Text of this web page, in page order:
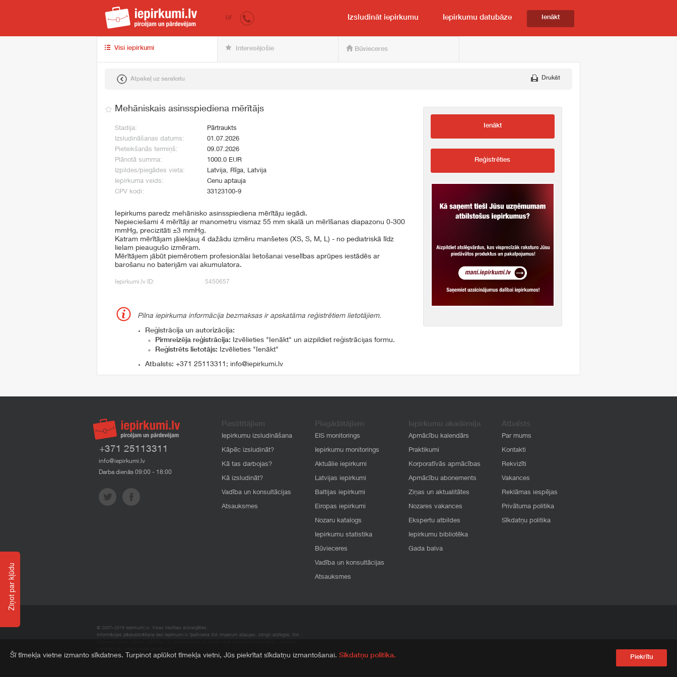
iepirkumi.lv pircējam un pārdevējam
LV Izsludināt iepirkumu Iepirkumu datubāze Ienākt
Visi iepirkumi Interesējošie Būvieceres
Atpakaļ uz sarakstu Drukāt
Mehāniskais asinsspiediena mērītājs
Stadija:
Pārtraukts
Izsludināšanas datums:
01.07.2026
Pieteikšanās termiņš:
09.07.2026
Plānotā summa:
1000.0 EUR
Izpildes/piegādes vieta:
Latvija, Rīga, Latvija
Iepirkuma veids:
Cenu aptauja
CPV kodi:
33123100-9
Iepirkums paredz mehānisko asinsspiediena mērītāju iegādi.
Nepieciešami 4 mērītāji ar manometru vismaz 55 mm skalā un mērīšanas diapazonu 0-300
mmHg, precizitāti ±3 mmHg.
Katram mērītājam jāiekļauj 4 dažādu izmēru manšetes (XS, S, M, L) - no pediatriskā līdz
lielam pieaugušo izmēram.
Mērītājiem jābūt piemērotiem profesionālai lietošanai veselības aprūpes iestādēs ar
barošanu no baterijām vai akumulatora.
Iepirkumi.lv ID: 5450657
Pilna iepirkuma informācija bezmaksas ir apskatāma reģistrētiem lietotājiem.
Reģistrācija un autorizācija:
Pirmreizēja reģistrācija: Izvēlieties "Ienākt" un aizpildiet reģistrācijas formu.
Reģistrēts lietotājs: Izvēlieties "Ienākt"
Atbalsts: +371 25113311 ; info@iepirkumi.lv
Ienākt
Reģistrēties
+371 25113311
info@iepirkumi.lv
Darba dienās 09:00 - 18:00
Pasūtītājiem
Iepirkumu izsludināšana
Kāpēc izsludināt?
Kā tas darbojas?
Kā izsludināt?
Vadība un konsultācijas
Atsauksmes
Piegādātājiem
EIS monitorings
Iepirkumu monitorings
Aktuālie iepirkumi
Latvijas iepirkumi
Baltijas iepirkumi
Eiropas iepirkumi
Nozaru katalogs
Iepirkumu statistika
Būvieceres
Vadība un konsultācijas
Atsauksmes
Iepirkumu akadēmija
Apmācību kalendārs
Praktikumi
Korporatīvās apmācības
Apmācību abonements
Ziņas un aktualitātes
Nozares vakances
Ekspertu atbildes
Iepirkumu bibliotēka
Gada balva
Atbalsts
Par mums
Kontakti
Rekvizīti
Vakances
Reklāmas iespējas
Privātuma politika
Sīkdatņu politika
© 2007–2018 Iepirkumi.lv. Visas tiesības aizsargātas.
Informācijas pārpublicēšana bez iepirkumi.lv īpašnieka SIA Imperum atļaujas, stingri aizliegta. SIA
Šī tīmekļa vietne izmanto sīkdatnes. Turpinot aplūkot tīmekļa vietni, Jūs piekrītat sīkdatņu izmantošanai. Sīkdatņu politika. Piekrītu
Ziņot par kļūdu